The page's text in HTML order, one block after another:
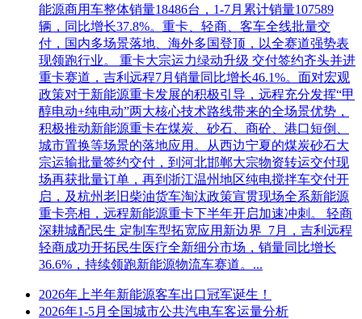
能源商用车整体销量18486台，1-7月累计销量107589
辆，同比增长37.8%。重卡、轻商、客车全线批量交
付，国内多场景落地、海外多国登顶，以全赛道强势表
现领跑行业。 重卡大宗运力绿动升级 交付签约齐头并进
重卡赛道，吉利远程7月销量同比增长46.1%。面对宏观
政策对于新能源重卡发展的积极引导，远程充分发挥“甲
醇电动+纯电动”两大核心技术路线带来的全场景优势，
积极推动新能源重卡在煤炭、砂石、商砼、港口短倒、
城市置换等场景的落地应用。从西边宁夏的煤炭砂石大
宗运输批量签约交付，到河北邯郸大宗物资转运交付现
场再获批量订单，再到浙江温州地区纯电搅拌车交付开
启，及杭州老旧柴油货车淘汰政策宣贯现场全系新能源
重卡亮相，远程新能源重卡下半年开启加速冲刺。 轻商
深耕城配民生 定制车型拓宽应用新边界 7月，吉利远程
轻商成功开拓民生医疗全新细分市场，销量同比增长
36.6%，持续领跑新能源物流车赛道。...
2026年上半年新能源客车出口冠军诞生！
2026年1-5月全国城市公共汽电车客运量分析